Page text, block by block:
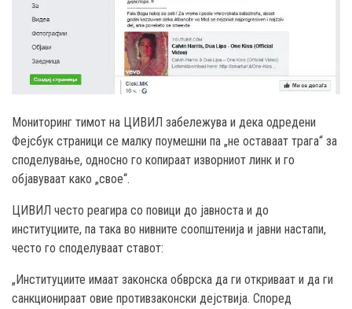
Мониторинг тимот на ЦИВИЛ забележува и дека одредени
Фејсбук страници се малку поумешни па „не оставаат трага“ за
споделување, односно го копираат изворниот линк и го
објавуваат како „свое“.
ЦИВИЛ често реагира со повици до јавноста и до
институциите, па така во нивните соопштенија и јавни настапи,
често го споделуваат ставот:
„Институциите имаат законска обврска да ги откриваат и да ги
санкционираат овие противзаконски дејствија. Според